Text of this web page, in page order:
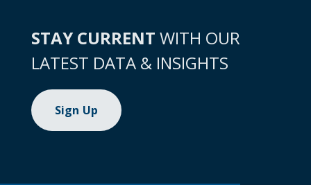
STAY CURRENT WITH OUR
LATEST DATA & INSIGHTS
Sign Up